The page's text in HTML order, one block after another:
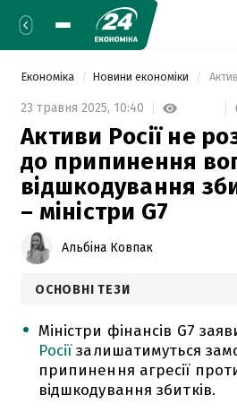
Економіка Новини економіки
23 травня 2025, 10:40
Активи Росії не
до припинення
відшкодування
– міністри G7
Альбіна Ковпак
ОСНОВНІ ТЕЗИ
Міністри фінансів G7
Росіїзалишатимуться
припинення агресії
відшкодування збитків.